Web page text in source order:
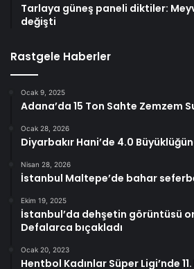
Tarlaya güneş paneli diktiler:
değişti
Rastgele Haberler
Ocak 9, 2025
Adana’da 15 Ton Sahte Zemzem
Ocak 28, 2026
Diyarbakır Hani’de 4.0
Nisan 28, 2026
İstanbul Maltepe’de bahar
Ekim 19, 2025
İstanbul’da dehşetin görüntüsü
Defalarca bıçakladı
Ocak 20, 2023
Hentbol Kadınlar Süper Ligi’nde